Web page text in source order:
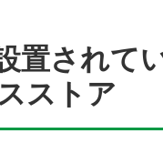
置されて
ストア